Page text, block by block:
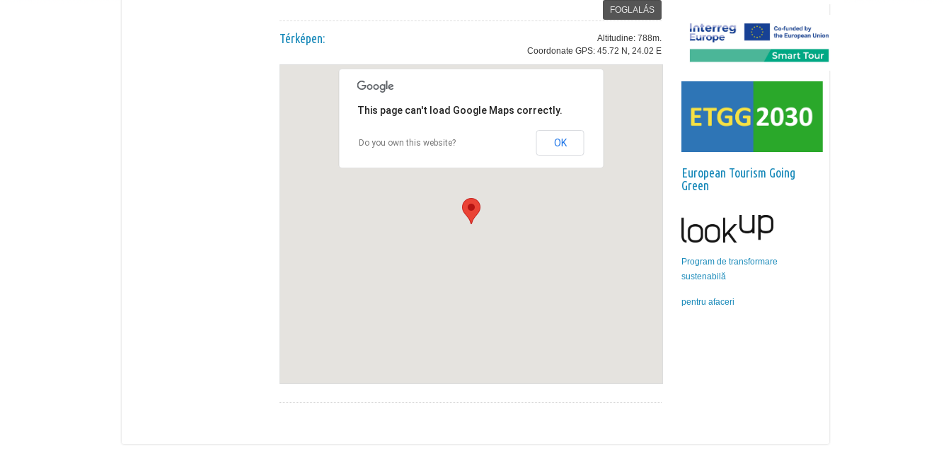
FOGLALÁS
Altitudine: 788m.
Coordonate GPS: 45.72 N, 24.02 E
Térképen:
This page can't load Google Maps correctly.
Do you own this website? OK
European Tourism Going
Green
Program de transformare
sustenabilă
pentru afaceri